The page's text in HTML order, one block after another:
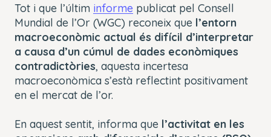
Tot i que l’últim informe publicat pel Consell
Mundial de l’Or (WGC) reconeix que l’entorn
macroeconòmic actual és difícil d’interpretar
a causa d’un cúmul de dades econòmiques
contradictòries, aquesta incertesa
macroeconòmica s’està reflectint positivament
en el mercat de l’or.
En aquest sentit, informa que l’activitat en les